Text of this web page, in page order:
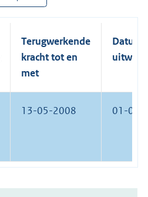
Terugwerkende
kracht tot en
met
Datum
13-05-2008 01-01-